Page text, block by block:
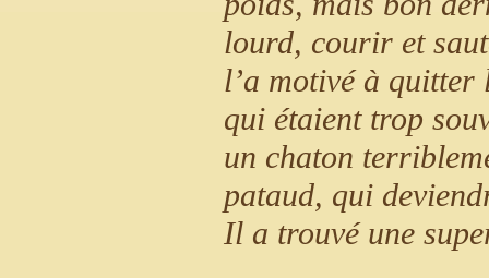
lourd, courir et
l’a motivé à quitter
qui étaient trop
un chaton
pataud, qui
Il a trouvé une